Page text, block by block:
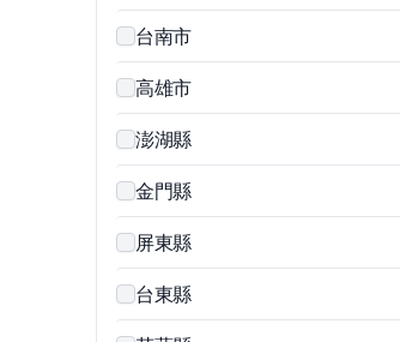
台南市
高雄市
澎湖縣
金門縣
屏東縣
台東縣